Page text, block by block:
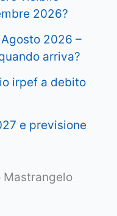
2026?
2026 –
arriva?
irpef a debito
e previsione